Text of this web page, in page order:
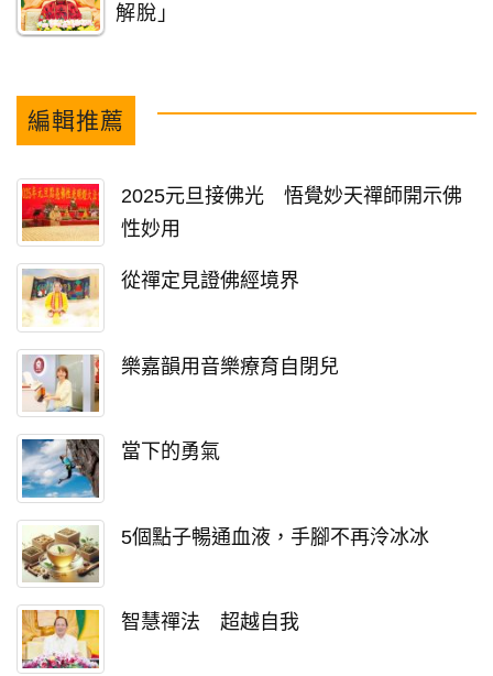
解脫」
編輯推薦
2025元旦接佛光 悟覺妙天禪師開示佛
性妙用
從禪定見證佛經境界
樂嘉韻用音樂療育自閉兒
當下的勇氣
5個點子暢通血液，手腳不再泠冰冰
智慧禪法 超越自我